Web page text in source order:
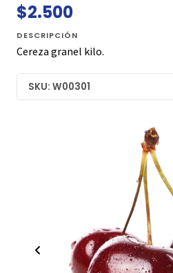
$2.500
DESCRIPCIÓN
Cereza granel kilo.
SKU: W00301